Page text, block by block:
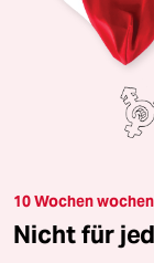
10 Wochen
Nicht für